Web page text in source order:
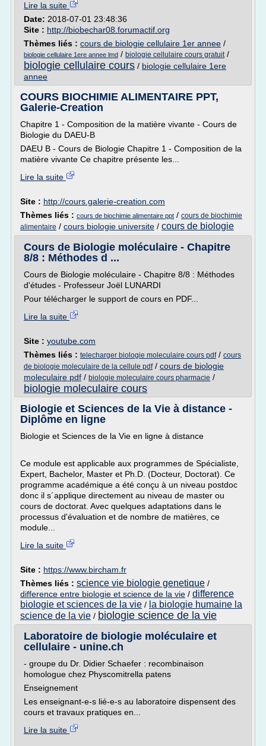
Lire la suite
Date: 2018-07-01 23:48:36
Site : http://biobechar08.forumactif.org
Thèmes liés : cours de biologie cellulaire 1er annee /
biologie cellulaire 1ere annee lmd / biologie cellulaire cours gratuit/
biologie cellulaire cours / biologie cellulaire 1ere
annee
COURS BIOCHIMIE ALIMENTAIRE PPT,
Galerie-Creation
Chapitre 1 - Composition de la matière vivante - Cours de
Biologie du DAEU-B
DAEU B - Cours de Biologie Chapitre 1 - Composition de la
matière vivante Ce chapitre présente les...
Lire la suite
Site : http://cours.galerie-creation.com
Thèmes liés : cours de biochimie alimentaire ppt / cours de biochimie
alimentaire / cours biologie universite / cours de biologie
Cours de Biologie moléculaire - Chapitre
8/8 : Méthodes d ...
Cours de Biologie moléculaire - Chapitre 8/8 : Méthodes
d'études - Professeur Joël LUNARDI
Pour télécharger le support de cours en PDF...
Lire la suite
Site : youtube.com
Thèmes liés : telecharger biologie moleculaire cours pdf/ cours
de biologie moleculaire de la cellule pdf/ cours de biologie
moleculaire pdf / biologie moleculaire cours pharmacie /
biologie moleculaire cours
Biologie et Sciences de la Vie à distance -
Diplôme en ligne
Biologie et Sciences de la Vie en ligne à distance
Ce module est applicable aux programmes de Spécialiste,
Expert, Bachelor, Master et Ph.D. (Docteur, Doctorat). Ce
programme académique a été conçu à un niveau postdoc
donc il s´applique directement au niveau de master ou
cours de doctorat. Avec quelques adaptations dans le
processus d'évaluation et de nombre de matières, ce
module...
Lire la suite
Site : https://www.bircham.fr
Thèmes liés : science vie biologie genetique /
difference entre biologie et science de la vie / difference
biologie et sciences de la vie / la biologie humaine la
science de la vie / biologie science de la vie
Laboratoire de biologie moléculaire et
cellulaire - unine.ch
- groupe du Dr. Didier Schaefer : recombinaison
homologue chez Physcomitrella patens
Enseignement
Les enseignant-e-s lié-e-s au laboratoire dispensent des
cours et travaux pratiques en...
Lire la suite